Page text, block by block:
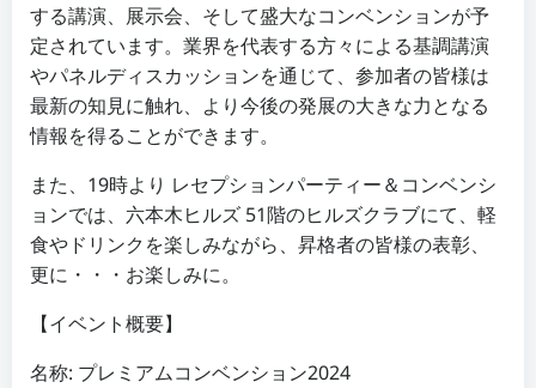
する講演、展示会、そして盛大なコンベンションが予
定されています。業界を代表する方々による基調講演
やパネルディスカッションを通じて、参加者の皆様は
最新の知見に触れ、より今後の発展の大きな力となる
情報を得ることができます。
また、19時より レセプションパーティー＆コンベンシ
ョンでは、六本木ヒルズ 51階のヒルズクラブにて、軽
食やドリンクを楽しみながら、昇格者の皆様の表彰、
更に・・・お楽しみに。
【イベント概要】
名称: プレミアムコンベンション2024